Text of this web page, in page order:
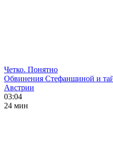
Четко. Понятно
Обвинения Стефаншиной и
Австрии
03:04
24 мин